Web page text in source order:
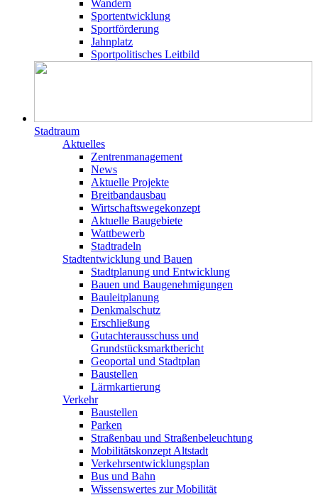
Wandern
Sportentwicklung
Sportförderung
Jahnplatz
Sportpolitisches Leitbild
Stadtraum
Aktuelles
Zentrenmanagement
News
Aktuelle Projekte
Breitbandausbau
Wirtschaftswegekonzept
Aktuelle Baugebiete
Wattbewerb
Stadtradeln
Stadtentwicklung und Bauen
Stadtplanung und Entwicklung
Bauen und Baugenehmigungen
Bauleitplanung
Denkmalschutz
Erschließung
Gutachterausschuss und
Grundstücksmarktbericht
Geoportal und Stadtplan
Baustellen
Lärmkartierung
Verkehr
Baustellen
Parken
Straßenbau und Straßenbeleuchtung
Mobilitätskonzept Altstadt
Verkehrsentwicklungsplan
Bus und Bahn
Wissenswertes zur Mobilität